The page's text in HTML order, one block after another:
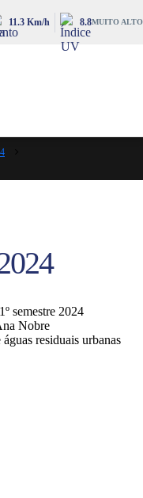
11.3 Km/h 8.8MUITO ALTO
semestre 2024
Nobre
residuais urbanas